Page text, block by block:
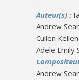
Auteur(s) :
Andrew
Cullen
Adele Emily
Andrew